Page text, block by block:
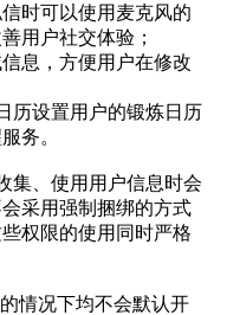
时可以使用麦克风的
用户社交体验；
息，方便用户在修改
历设置用户的锻炼日历
务。
集、使用用户信息时会
采用强制捆绑的方式
权限的使用同时严格
情况下均不会默认开